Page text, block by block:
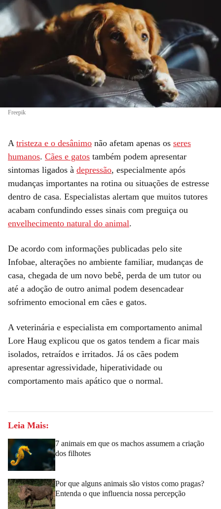
Freepik
A tristeza e o desânimo não afetam apenas os seres
humanos. Cães e gatos também podem apresentar
sintomas ligados à depressão, especialmente após
mudanças importantes na rotina ou situações de estresse
dentro de casa. Especialistas alertam que muitos tutores
acabam confundindo esses sinais com preguiça ou
envelhecimento natural do animal.
De acordo com informações publicadas pelo site
Infobae, alterações no ambiente familiar, mudanças de
casa, chegada de um novo bebê, perda de um tutor ou
até a adoção de outro animal podem desencadear
sofrimento emocional em cães e gatos.
A veterinária e especialista em comportamento animal
Lore Haug explicou que os gatos tendem a ficar mais
isolados, retraídos e irritados. Já os cães podem
apresentar agressividade, hiperatividade ou
comportamento mais apático que o normal.
Leia Mais:
7 animais em que os machos assumem a criação
dos filhotes
Por que alguns animais são vistos como pragas?
Entenda o que influencia nossa percepção